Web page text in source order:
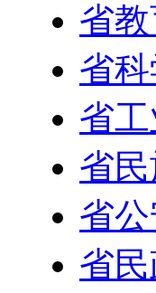
省
省
省
省
省
省